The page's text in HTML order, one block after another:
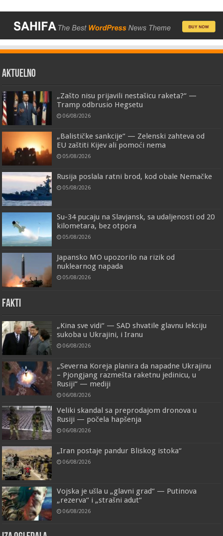
AKTUELNO
„Zašto nisu prijavili nestašicu raketa?“ —
Tramp odbrusio Hegsetu
06/08/2026
„Balističke sankcije“ — Zelenski zahteva od
EU zaštiti Kijev ali pomoći nema
05/08/2026
Rusija poslala ratni brod, kod obale Nemačke
05/08/2026
Su-34 pucaju na Slavjansk, sa udaljenosti od 20
kilometara, bez otpora
05/08/2026
Japansko MO upozorilo na rizik od
nuklearnog napada
05/08/2026
FAKTI
„Kina sve vidi“ — SAD shvatile glavnu lekciju
sukoba u Ukrajini, i Iranu
06/08/2026
„Severna Koreja planira da napadne Ukrajinu
– Pjongjang razmešta raketnu jedinicu, u
Rusiji“ — mediji
06/08/2026
Veliki skandal sa preprodajom dronova u
Rusiji — počela hapšenja
06/08/2026
„Iran postaje pandur Bliskog istoka“
06/08/2026
Vojska je ušla u „glavni grad“ — Putinova
„rezerva“ i „strašni adut“
06/08/2026